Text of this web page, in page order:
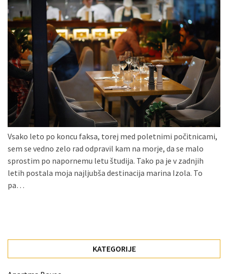
varnost
Konji
simbolj
svobode,
moči
gibanja.
Ko
na
strehi,
solarne
celice
postanejo
zame
Vsako leto po koncu faksa, torej med poletnimi počitnicami,
sem se vedno zelo rad odpravil kam na morje, da se malo
sprostim po napornemu letu študija. Tako pa je v zadnjih
letih postala moja najljubša destinacija marina Izola. To
pa…
KATEGORIJE